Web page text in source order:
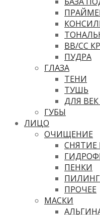
ВВ/CC
ПУДРА
ГЛАЗА
ТЕНИ
ТУШЬ
ДЛЯ
ГУБЫ
ЛИЦО
ОЧИЩЕНИЕ
ПЕНКИ
ПРОЧЕЕ
МАСКИ